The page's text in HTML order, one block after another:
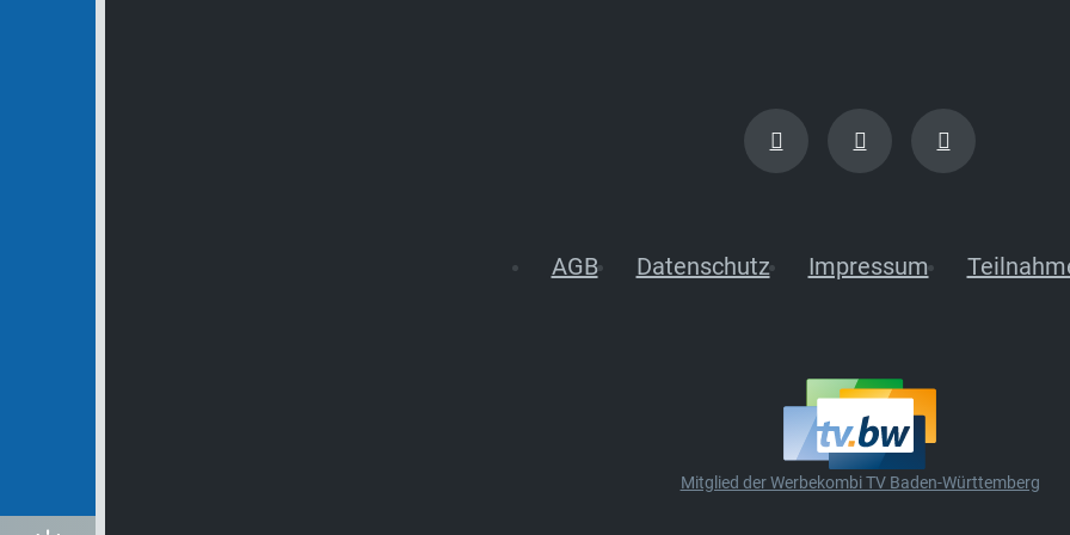
AGB Datenschutz Impressum
Mitglied der Werbekombi TV Baden-Württemberg